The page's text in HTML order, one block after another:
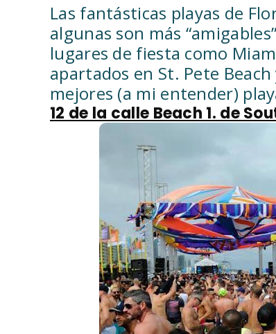
Las fantásticas playas de
algunas son más
lugares de fiesta como
apartados en St. Pete
mejores (a mi entender)
12 de la calle Beach 1. de